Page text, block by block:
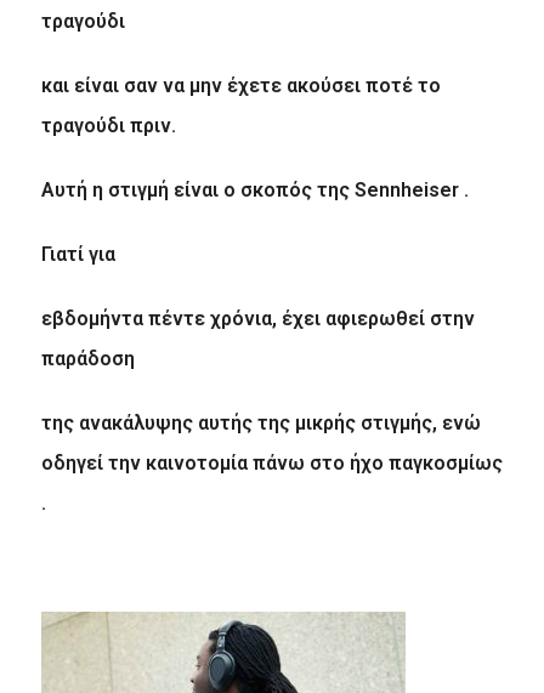
τραγούδι
και είναι σαν να μην έχετε ακούσει ποτέ το
τραγούδι πριν.
Αυτή η στιγμή είναι ο σκοπός της Sennheiser .
Γιατί για
εβδομήντα πέντε χρόνια, έχει αφιερωθεί στην
παράδοση
της ανακάλυψης αυτής της μικρής στιγμής, ενώ
οδηγεί την καινοτομία πάνω στο ήχο παγκοσμίως
.